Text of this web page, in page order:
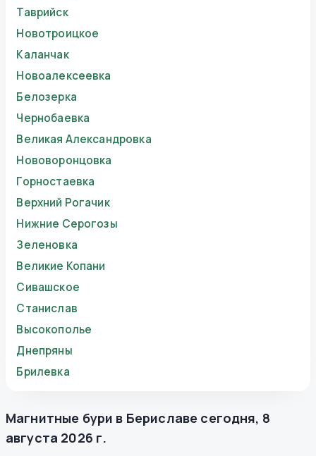
Таврийск
Новотроицкое
Каланчак
Новоалексеевка
Белозерка
Чернобаевка
Великая Александровка
Нововоронцовка
Горностаевка
Верхний Рогачик
Нижние Серогозы
Зеленовка
Великие Копани
Сивашское
Станислав
Высокополье
Днепряны
Брилевка
Магнитные бури в Бериславе сегодня, 8
августа 2026 г.